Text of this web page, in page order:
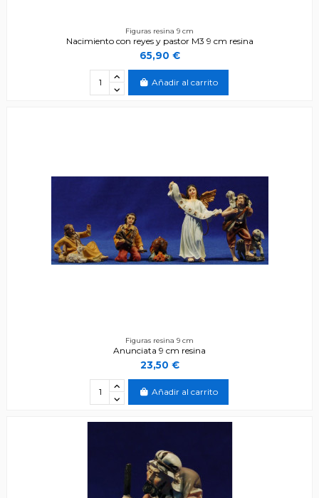
Figuras resina 9 cm
Nacimiento con reyes y pastor M3 9 cm resina
65,90 €
Añadir al carrito
Figuras resina 9 cm
Anunciata 9 cm resina
23,50 €
Añadir al carrito